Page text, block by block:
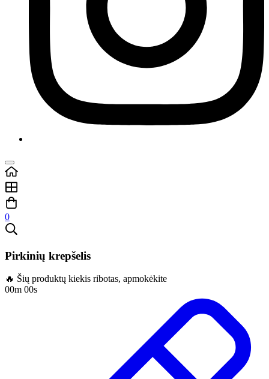
0
Pirkinių krepšelis
🔥 Šių produktų kiekis ribotas, apmokėkite
00m 00s